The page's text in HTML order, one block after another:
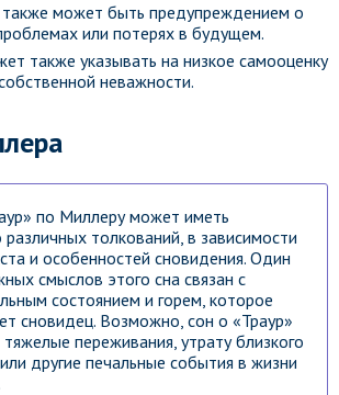
также может быть предупреждением о
или потерях в будущем.
также указывать на низкое самооценку
неважности.
по Миллеру может иметь
различных толкований, в зависимости
и особенностей сновидения. Один
смыслов этого сна связан с
состоянием и горем, которое
сновидец. Возможно, сон о «Траур»
переживания, утрату близкого
другие печальные события в жизни